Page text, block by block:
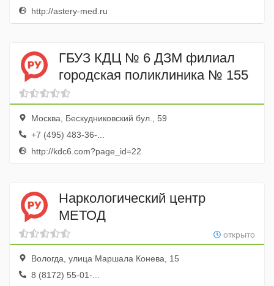
http://astery-med.ru
ГБУЗ КДЦ № 6 ДЗМ филиал
городская поликлиника № 155
Москва, Бескудниковский бул., 59
+7 (495) 483-36-...
http://kdc6.com?page_id=22
Наркологический центр
МЕТОД
открыто
Вологда, улица Маршала Конева, 15
8 (8172) 55-01-...